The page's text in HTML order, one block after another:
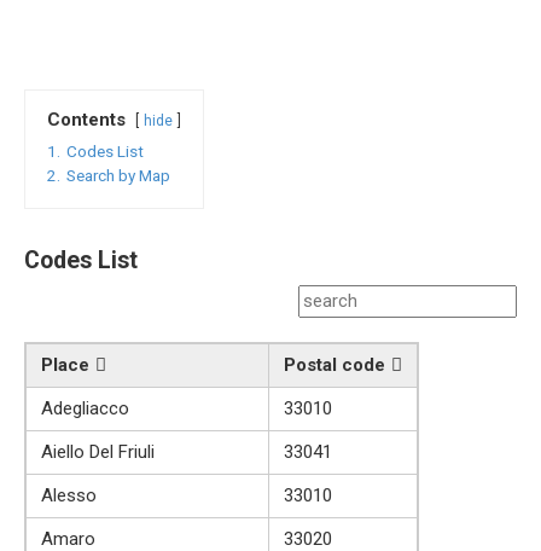
Contents hide
1.
Codes List
2.
Search by Map
Codes List
Place
Postal code
Adegliacco
33010
Aiello Del Friuli
33041
Alesso
33010
Amaro
33020